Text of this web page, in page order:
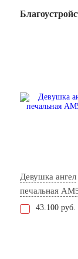
Девушка ангел
печальная
43.100 руб.